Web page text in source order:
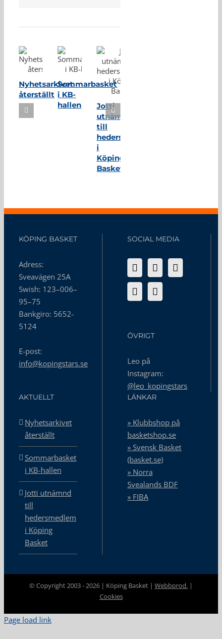
Nyhetsarkivet
återställt
Sommarbasket
i KB-
hallen
Jotti
utnämnd
till
hedersmedlem
i
Köping
Basket
KÖPING BASKET
Adress:
Sveavägen 25A
Swish: 123–006–
95–75
Bankgiro: 5652-
5124
E-post:
info@kopingstars.se
SOCIAL MEDIA
ÖVRIGT
Leo på
Instagram:
@leo_kopingstars
AKTUELLT
Nyhetsarkivet
återställt
Sommarbasket
i KB-hallen
Jotti utnämnd
till
hedersmedlem
i Köping
Basket
LÄNKAR
» Klubbshop på
basketshop.se
» Svensk Basket
(basket.se)
» Norra
Svealands BDF
» FIBA
© Copyright 2003 -2026 | Köping Basket | Webbprod. |
Cookies
Page load link